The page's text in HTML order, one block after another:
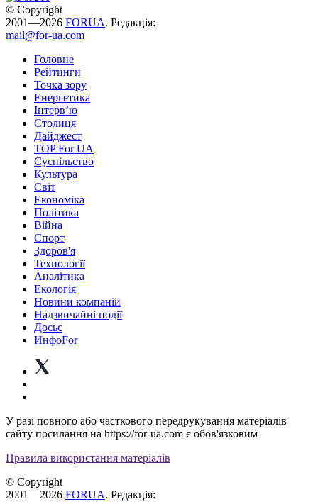
© Copyright
2001—2026 FORUA. Редакція:
mail@for-ua.com
Головне
Рейтинги
Точка зору
Енергетика
Інтерв’ю
Столиця
Дайджест
TOP For UA
Суспiльство
Культура
Світ
Економіка
Політика
Війна
Спорт
Здоров'я
Технології
Аналітика
Екологія
Новини компаній
Надзвичайні події
Досьє
ИнфоFor
У разі повного або часткового передрукування матеріалів
сайту посилання на https://for-ua.com є обов'язковим
Правила використання матеріалів
© Copyright
2001—2026 FORUA. Редакція: